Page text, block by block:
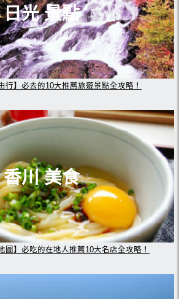
日光 景點
行】必去的10大推薦旅遊景點全攻略！
香川 美食
圖】必吃的在地人推薦10大名店全攻略！